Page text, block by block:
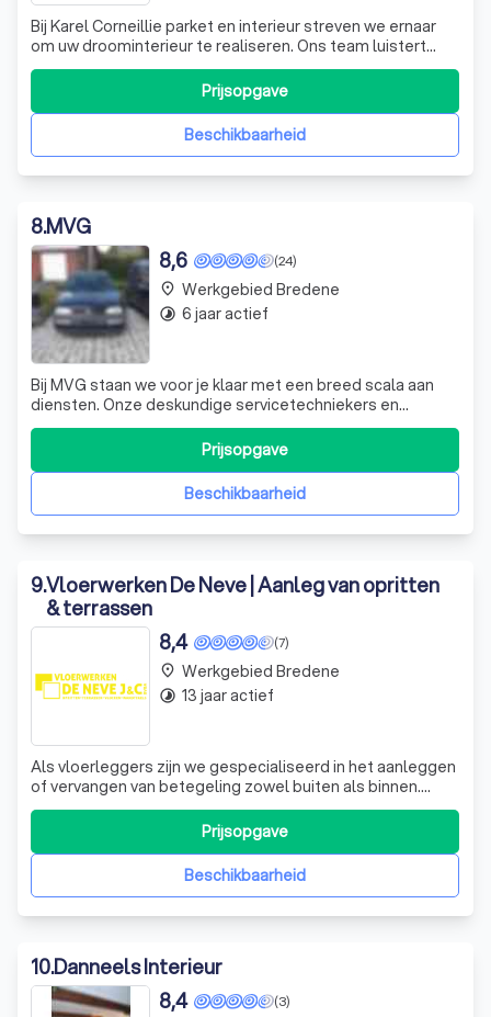
Bij Karel Corneillie parket en interieur streven we ernaar
om uw droominterieur te realiseren. Ons team luistert
aandachtig naar uw wensen en werkt nauw samen om een
interieur te creëren dat volledig op maat is en voldoet aan
uw verwachtingen. We staan open voor uw ideeën en
werken indien nodig sameBeschikbaarheid
Prijsopgave
8.MVG
(24)
8,6
Bij MVG staan we voor je klaar met een breed scala aan
diensten. Onze deskundige servicetechniekers en
mecaniciens zijn uitgerust met een mobiele garage,
waardoor we in staat zijn om bij jou aan huis te komen voor
de herstelling en het onderhoud van auto's,
bestelwagens en bromfietsen. Maar onze exp
Beschikbaarheid
Prijsopgave
place Werkgebied Bredene
timelapse 6 jaar actief
9.Vloerwerken De Neve | Aanleg van opritten
& terrassen
(7)
8,4
Als vloerleggers zijn we gespecialiseerd in het aanleggen
of vervangen van betegeling zowel buiten als binnen.
Exterieur Terrassen in klinkers, dalen, natuursteen, hout of
composiet. Parkings, opritten, tuinpaden in betonklinkers
of natuursteen. Interieur Vloeren, in tegels of natuursteen
Beschikbaarheid
Prijsopgave
place Werkgebied Bredene
timelapse 13 jaar actief
10.Danneels Interieur
(3)
8,4